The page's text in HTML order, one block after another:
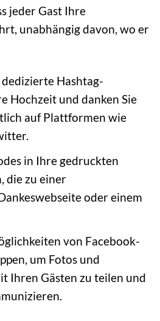
jeder Gast Ihre
unabhängig davon, wo er
Hashtag-
Hochzeit und danken Sie
auf Plattformen wie
in Ihre gedruckten
die zu einer
oder einem
von Facebook-
um Fotos und
Ihren Gästen zu teilen und